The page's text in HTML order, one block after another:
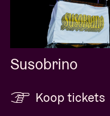
Susobrino
Koop tickets